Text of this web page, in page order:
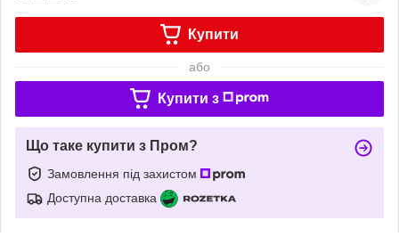
Купити
або
Купити з
Що таке купити з Пром?
Замовлення під захистом
Доступна доставка